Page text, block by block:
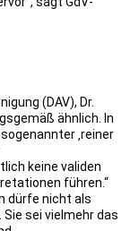
(DAV), Dr.
ähnlich. In
‚reiner
keine validen
führen.“
dürfe nicht als
sei vielmehr das